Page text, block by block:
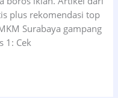
plus rekomendasi top
Surabaya gampang
1: Cek